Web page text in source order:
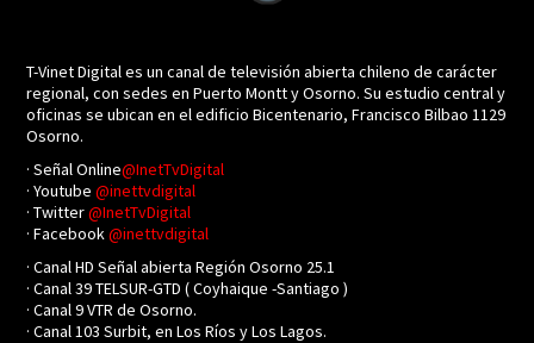
T-Vinet Digital es un canal de televisión abierta chileno de carácter
regional, con sedes en Puerto Montt y Osorno. Su estudio central y
oficinas se ubican en el edificio Bicentenario, Francisco Bilbao 1129
Osorno.
· Señal Online@InetTvDigital
· Youtube@inettvdigital
· Twitter@InetTvDigital
· Facebook@inettvdigital
· Canal HD Señal abierta Región Osorno 25.1
· Canal 39 TELSUR-GTD ( Coyhaique -Santiago )
· Canal 9 VTR de Osorno.
· Canal 103 Surbit, en Los Ríos y Los Lagos.